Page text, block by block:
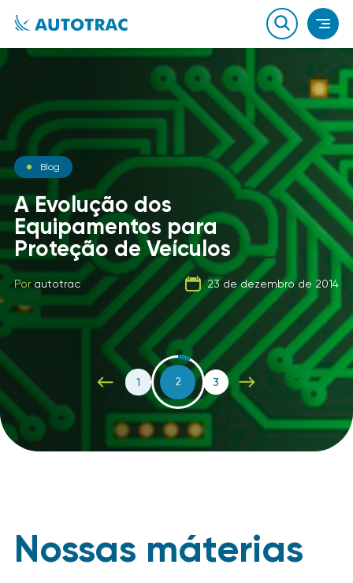
Notícias
O que você sabe sobre o
combustível que a sua
frota usa?
Porautotrac 21 de setembro de 2019
Blog
A Evolução dos
Equipamentos para
Proteção de Veículos
Porautotrac 23 de dezembro de 2014
Carga Fracionada
Porautotrac 06 de fevereiro de 2020
1 2 3
Nossas máterias